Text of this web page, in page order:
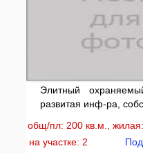
Элитный
развитая инф-ра,
общ/пл: 200 кв.м.,
на участке: 2